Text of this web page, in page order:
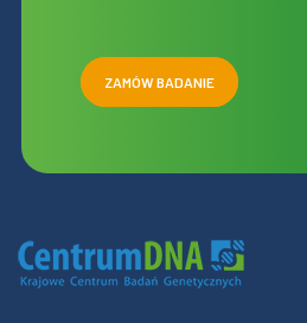
ZAMÓW BADANIE